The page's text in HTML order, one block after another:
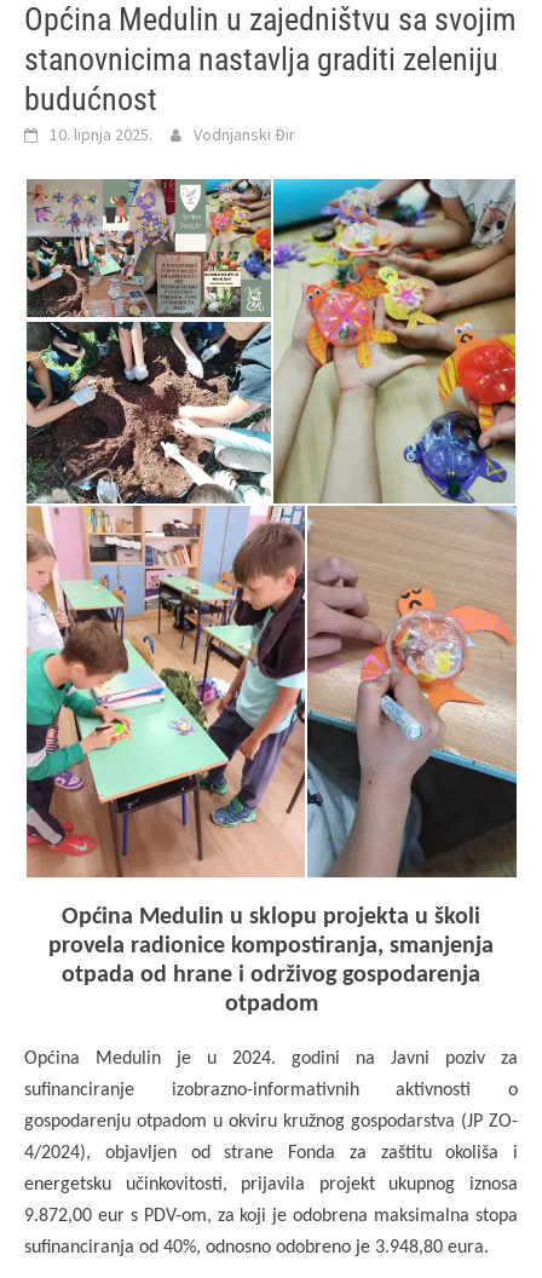
Općina Medulin u zajedništvu sa svojim
stanovnicima nastavlja graditi zeleniju
budućnost
10. lipnja 2025. Vodnjanski Đir
Općina Medulin u sklopu projekta u školi
provela radionice kompostiranja, smanjenja
otpada od hrane i održivog gospodarenja
otpadom
Općina Medulin je u 2024. godini na Javni poziv za
sufinanciranje izobrazno-informativnih aktivnosti o
gospodarenju otpadom u okviru kružnog gospodarstva (JP ZO-
4/2024), objavljen od strane Fonda za zaštitu okoliša i
energetsku učinkovitosti, prijavila projekt ukupnog iznosa
9.872,00 eur s PDV-om, za koji je odobrena maksimalna stopa
sufinanciranja od 40%, odnosno odobreno je 3.948,80 eura.